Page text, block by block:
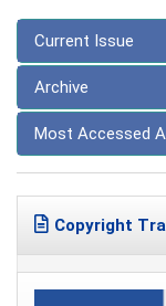
Current Issue
Archive
Most Accessed
Copyright